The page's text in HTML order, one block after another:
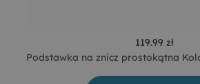
119.99 zł
Podstawka na znicz prostokątna